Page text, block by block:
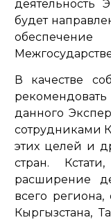
деятельность
будет
В качестве
рекомендовать
данного
сотрудниками
этих целей и
стран.
расширение
всего
Кыргызстана,